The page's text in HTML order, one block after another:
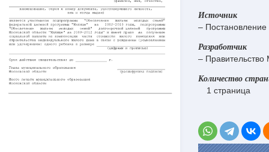
Источник
–
Разработчик
– Правительство
Количество
1 страница